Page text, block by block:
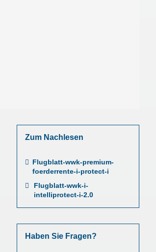
Zum Nachlesen
Flugblatt-wwk-premium-
foerderrente-i-protect-i
Flugblatt-wwk-i-
intelliprotect-i-2.0
Haben Sie Fragen?